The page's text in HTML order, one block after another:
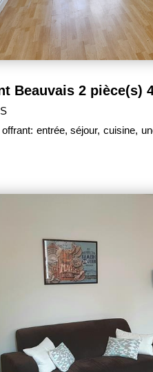
entrée, séjour, cuisine,